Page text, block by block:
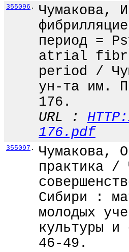
355096 .
Чумакова,
период =
atrial
period /
ун-та им.
176.
URL :
176.pdf
355097 .
Чумакова,
практика
Сибири :
молодых
культуры
46-49.